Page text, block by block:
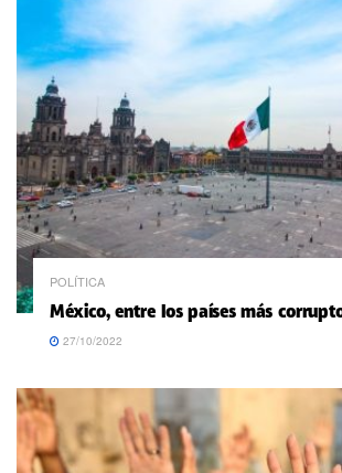
POLÍTICA
México, entre los países más
27/10/2022